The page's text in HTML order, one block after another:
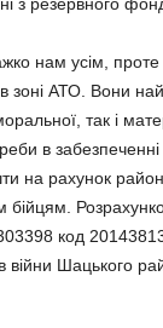
нам усім,
зоні АТО. Вони
так і
в
на рахунок
код
війни Шацького